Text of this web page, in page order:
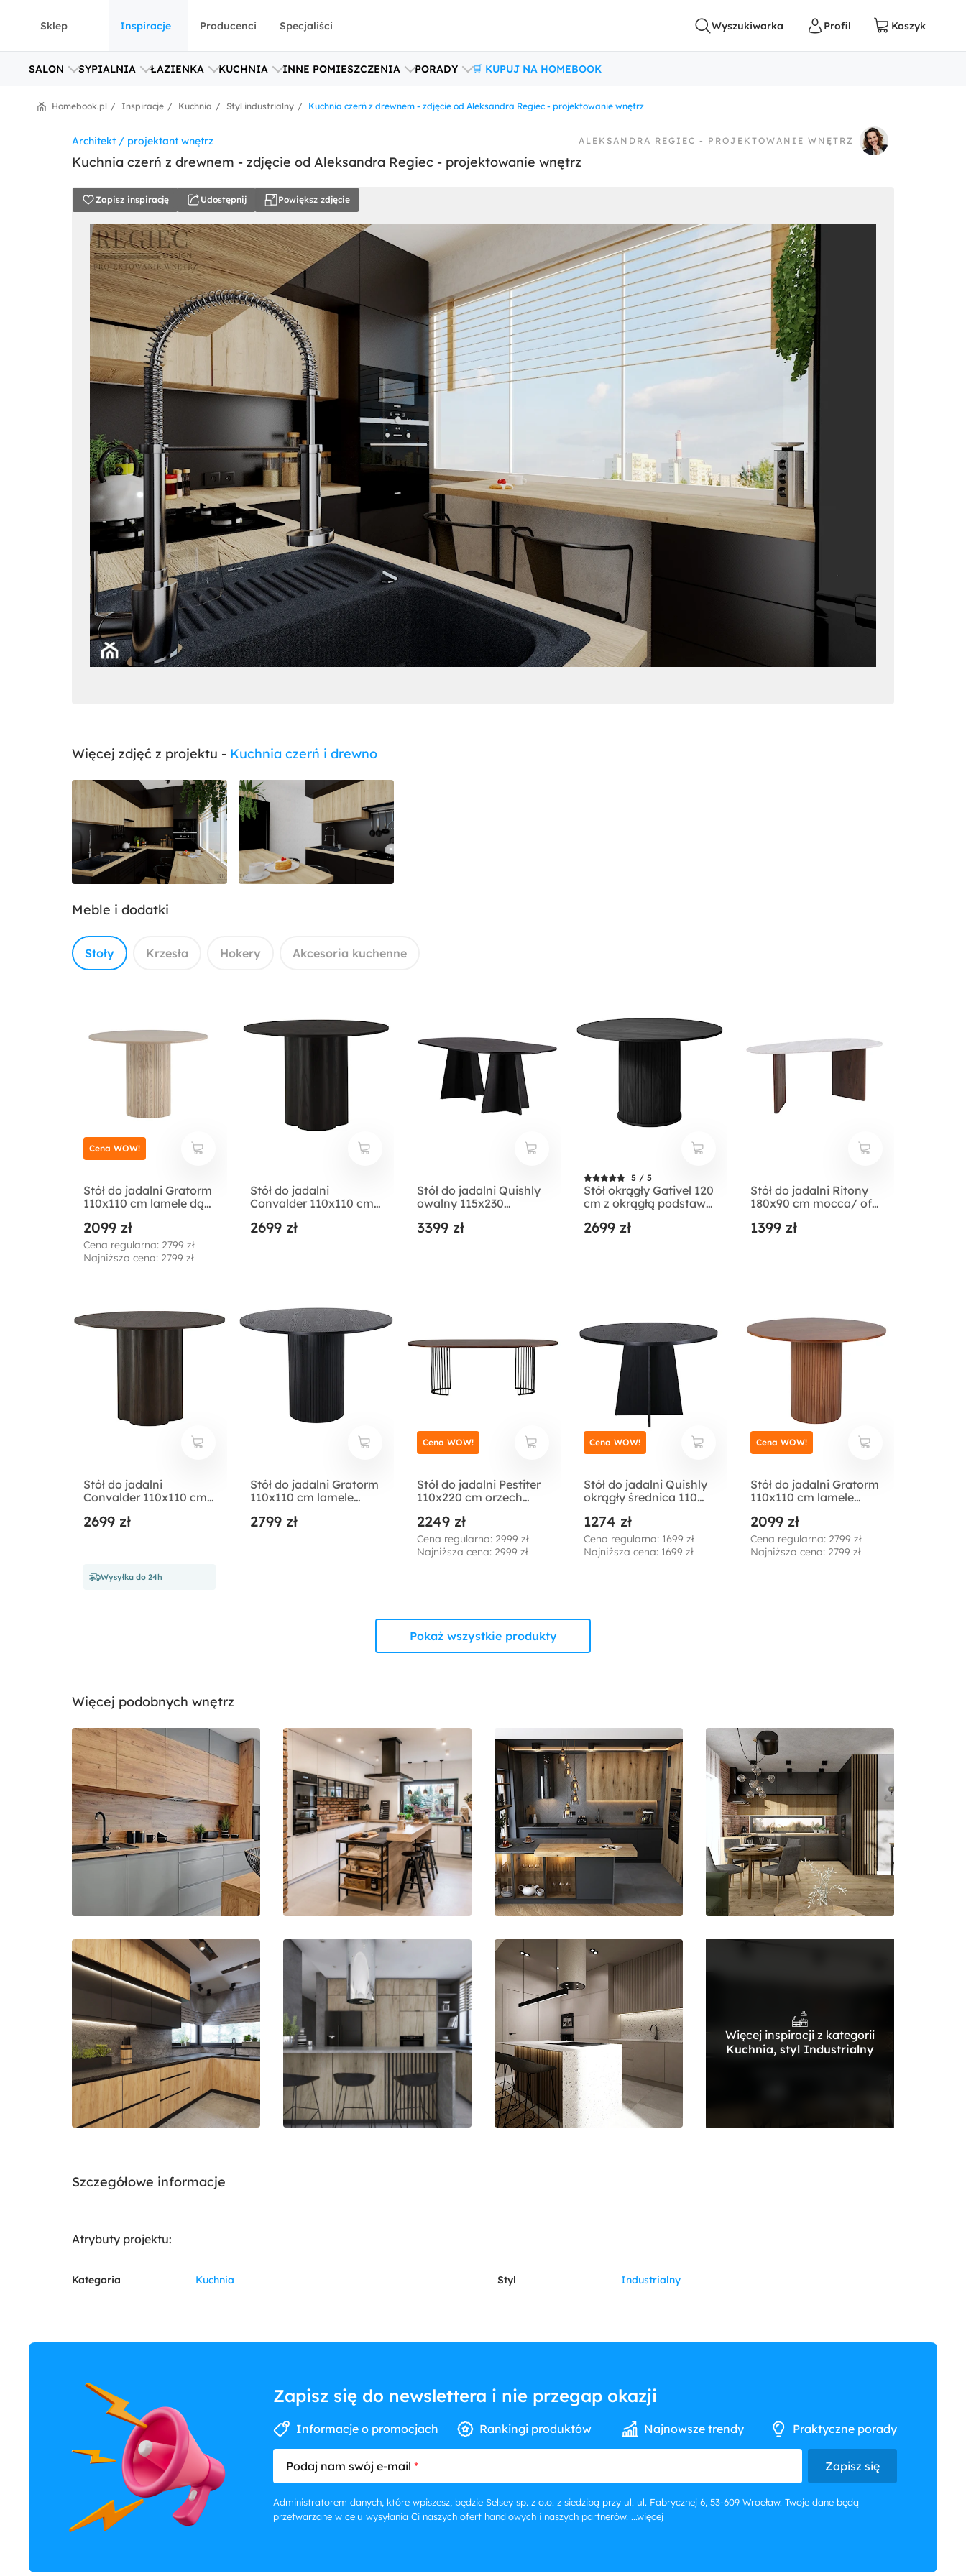
Sklep Inspiracje
SALON SYPIALNIA ŁAZIENKA KUCHNIA INNE POMIESZCZENIA PORADY 🛒 KUPUJ NA HOMEBOOK
Producenci Specjaliści
Kuchnia czerń z drewnem - zdjęcie od Aleksandra Regiec - projektowanie wnętrz
Styl industrialny
Kuchnia
Inspiracje
Homebook.pl
ALEKSANDRA REGIEC - PROJEKTOWANIE WNĘTRZ
Architekt / projektant wnętrz
Kuchnia czerń z drewnem - zdjęcie od Aleksandra Regiec - projektowanie wnętrz
Zapisz inspirację Udostępnij Powiększ zdjęcie
Więcej zdjęć z projektu - Kuchnia czerń i drewno
Meble i dodatki
Stoły Krzesła Hokery Akcesoria kuchenne
Stół do jadalni Gratorm
110x110 cm lamele dąb
2099 zł
Cena regularna: 2799 zł
Najniższa cena: 2799 zł
Cena WOW!
Stół do jadalni
Convalder 110x110 cm
2699 zł
Stół do jadalni Quishly
owalny 115x230
3399 zł
5 / 5
Stół okrągły Gativel 120
cm z okrągłą podstawą
2699 zł
Stół do jadalni Ritony
180x90 cm mocca/ off
1399 zł
Stół do jadalni
Convalder 110x110 cm
2699 zł
Wysyłka do 24h
Stół do jadalni Gratorm
110x110 cm lamele
2799 zł
Stół do jadalni Pestiter
110x220 cm orzech
podstawa
2249 zł
Cena regularna: 2999 zł
Najniższa cena: 2999 zł
Cena WOW!
Stół do jadalni Quishly
okrągły średnica 110
1274 zł
Cena regularna: 1699 zł
Najniższa cena: 1699 zł
Cena WOW!
Stół do jadalni Gratorm
110x110 cm lamele
2099 zł
Cena regularna: 2799 zł
Najniższa cena: 2799 zł
Cena WOW!
Pokaż wszystkie produkty
Więcej podobnych wnętrz
Więcej inspiracji z kategorii
Kuchnia, styl Industrialny
Szczegółowe informacje
Atrybuty projektu:
Kategoria Kuchnia Styl Industrialny
Zapisz się do newslettera i nie przegap okazji
Informacje o promocjach Rankingi produktów Najnowsze trendy Praktyczne porady
Podaj nam swój e-mail Zapisz się
Administratorem danych, które wpiszesz, będzie Selsey sp. z o.o. z siedzibą przy ul. ul. Fabrycznej 6, 53-609 Wrocław. Twoje dane będą
przetwarzane w celu wysyłania Ci naszych ofert handlowych i naszych partnerów. ...więcej